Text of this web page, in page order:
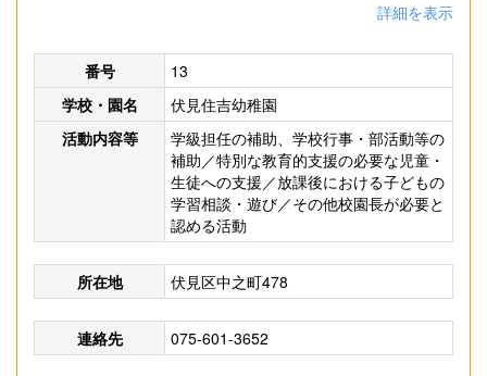
詳細を表示
番号
13
学校・園名
伏見住吉幼稚園
活動内容等
学級担任の補助、学校行事・部活動等の
補助／特別な教育的支援の必要な児童・
生徒への支援／放課後における子どもの
学習相談・遊び／その他校園長が必要と
認める活動
所在地 伏見区中之町478
連絡先 075-601-3652